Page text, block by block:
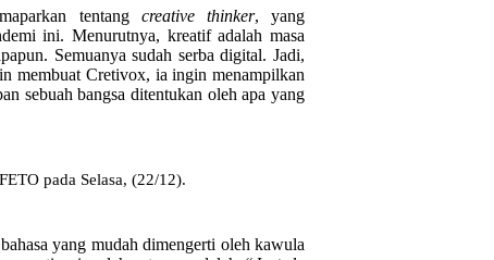
tentang creative thinker, yang
ini. Menurutnya, kreatif adalah masa
Semuanya sudah serba digital. Jadi,
membuat Cretivox, ia ingin menampilkan
sebuah bangsa ditentukan oleh apa yang
pada Selasa, (22/12).
yang mudah dimengerti oleh kawula